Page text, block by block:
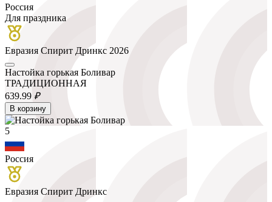
Россия
Для праздника
Евразия Спирит Дринкс 2026
Настойка горькая Боливар
ТРАДИЦИОННАЯ
639.99 ₽
В корзину
5
Россия
Евразия Спирит Дринкс